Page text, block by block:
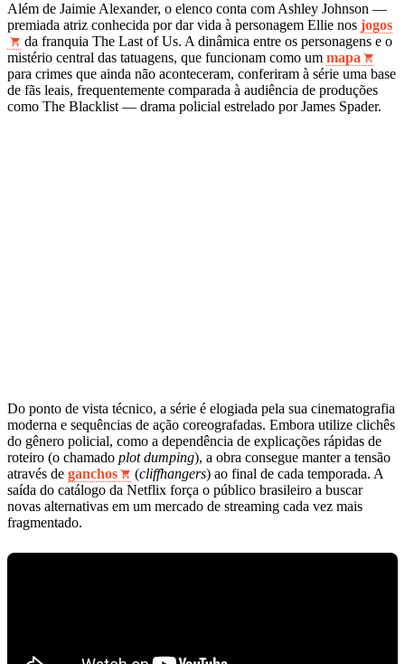
Além de Jaimie Alexander, o elenco conta com Ashley Johnson —
premiada atriz conhecida por dar vida à personagem Ellie nos jogos
da franquia The Last of Us. A dinâmica entre os personagens e o
mistério central das tatuagens, que funcionam como um mapa
para crimes que ainda não aconteceram, conferiram à série uma base
de fãs leais, frequentemente comparada à audiência de produções
como The Blacklist — drama policial estrelado por James Spader.
Do ponto de vista técnico, a série é elogiada pela sua cinematografia
moderna e sequências de ação coreografadas. Embora utilize clichês
do gênero policial, como a dependência de explicações rápidas de
roteiro (o chamado plot dumping), a obra consegue manter a tensão
através de ganchos (cliffhangers) ao final de cada temporada. A
saída do catálogo da Netflix força o público brasileiro a buscar
novas alternativas em um mercado de streaming cada vez mais
fragmentado.